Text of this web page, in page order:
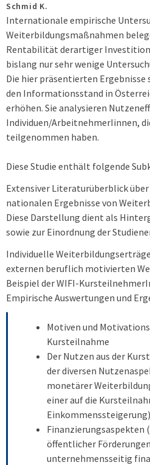
Schmid K.
Internationale empirische
Weiterbildungsmaß­nah­men
Rentabilität derartiger
bislang nur sehr wenige
Die hier prä­sen­tierten
den Informationsstand in
erhöhen. Sie analysieren
Individuen/Arbeitnehme­rIinnen,
teilgenommen haben.
Diese Studie enthält folgende
Extensiver Literaturüberblick
nationalen Ergebnisse von
Diese Darstellung dient als
sowie zur Einordnung der
Individuelle
externen beruflich motivierten
Beispiel der WIFI-
Empirische Auswertungen und
Motiven und
Kursteilnahme
Der Nutzen aus der
der diversen
monetärer
einer auf die
Einkommenssteigerung)
Finanzierungsaspekten
öffentlicher
unternehmensseitig